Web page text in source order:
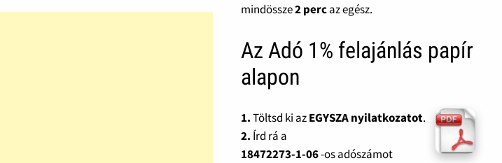
mindössze2 percaz egész.
Az Adó 1% felajánlás papír
alapon
1.Töltsd ki azEGYSZA nyilatkozatot.
2. Írd rá a
18472273-1-06-os adószámot